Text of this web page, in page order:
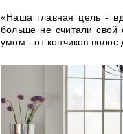
«Наша главная цель -
больше не считали
умом - от кончиков волос